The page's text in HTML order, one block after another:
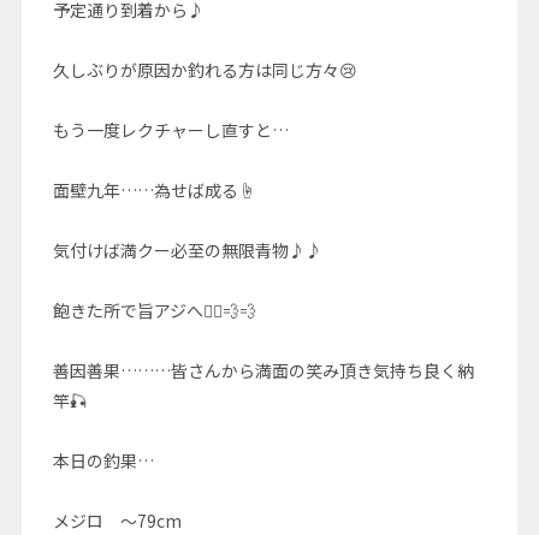
予定通り到着から♪
久しぶりが原因か釣れる方は同じ方々😢
もう一度レクチャーし直すと…
面壁九年……為せば成る☝️
気付けば満クー必至の無限青物♪♪
飽きた所で旨アジへ🚣‍♀️💨💨
善因善果………皆さんから満面の笑み頂き気持ち良く納
竿🎣
本日の釣果…
メジロ 〜79cm